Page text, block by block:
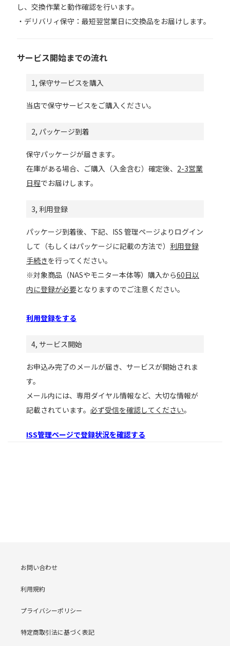
し、交換作業と動作確認を行います。
・デリバリィ保守：最短翌営業日に交換品をお届けします。
サービス開始までの流れ
1, 保守サービスを購入
当店で保守サービスをご購入ください。
2, パッケージ到着
保守パッケージが届きます。
在庫がある場合、ご購入（入金含む）確定後、 2-3営業
日程でお届けします。
3, 利用登録
パッケージ到着後、下記、ISS 管理ページよりログイン
して（もしくはパッケージに記載の方法で） 利用登録
手続きを行ってください。
※対象商品（NASやモニター本体等）購入から60日以
内に登録が必要となりますのでご注意ください。
利用登録をする
4, サービス開始
お申込み完了のメールが届き、サービスが開始されま
す。
メール内には、専用ダイヤル情報など、大切な情報が
記載されています。 必ず受信を確認してください。
ISS管理ページで登録状況を確認する
お問い合わせ
利用規約
プライバシーポリシー
特定商取引法に基づく表記